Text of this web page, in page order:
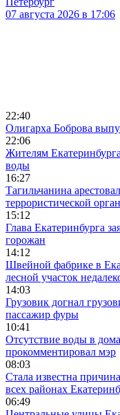
07 августа 2026 в 17:06
22:40
Олигарха Боброва
22:06
Жителям
воды
16:27
Тагильчанина
террористической
15:12
Глава Екатеринбурга
горожан
14:12
Швейной фабрике в
лесной участок
14:03
Грузовик догнал
пассажир фуры
10:41
Отсутствие воды в
прокомментировал мэр
08:03
Стала известна
всех районах
06:49